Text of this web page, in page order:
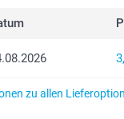
zu allen